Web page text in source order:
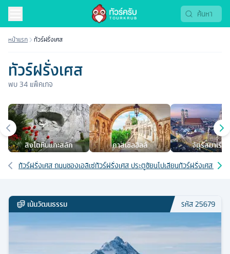
หน้าแรก ทัวร์ฝรั่งเศส
ทัวร์ฝรั่งเศส
พบ34 แพ็คเกจ
เมืองยอดนิยม
สิงโตหินแกะสลัก คาสเซิลฮิลล์ จัตุรัสมาเรียน
เส้นทางที่เกี่ยวข้อง
ทัวร์ฝรั่งเศส ถนนชองเอลิเซ่ทัวร์ฝรั่งเศส ประตูชัยนโปเลียนทัวร์ฝรั่งเศส 8 วัน
เน้นวัฒนธรรม รหัส25679
ทัวร์ฝรั่งเศส 2569 | Tourkrub